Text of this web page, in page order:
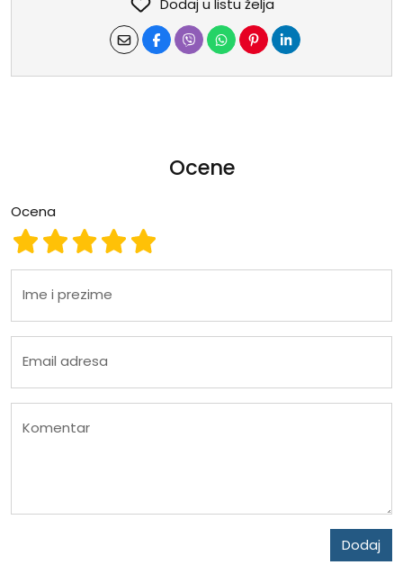
Dodaj u listu želja
Ocene
Ocena
Ocena 5
Ocena 4
Ocena 3
Ocena 2
Ocena 1
Ime i prezime
Email adresa
Komentar
Dodaj